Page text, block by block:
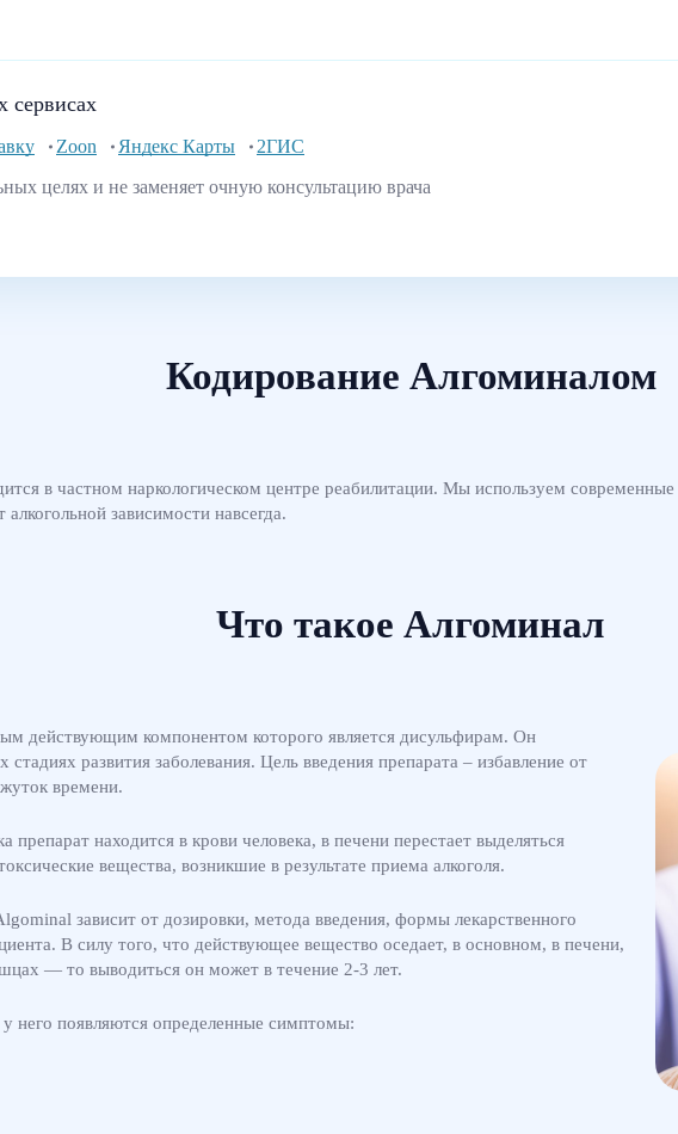
сервисах
Zoon Яндекс Карты
2ГИС
целях и не заменяет очную консультацию врача
Кодирование Алгоминалом
в частном наркологическом центре реабилитации. Мы используем
зависимости навсегда.
Что такое Алгоминал
действующим компонентом которого является дисульфирам. Он
развития заболевания. Цель введения препарата – избавление от
времени.
находится в крови человека, в печени перестает выделяться
вещества, возникшие в результате приема алкоголя.
зависит от дозировки, метода введения, формы лекарственного
В силу того, что действующее вещество оседает, в основном, в печени,
— то выводиться он может в течение 2-3 лет.
него появляются определенные симптомы: